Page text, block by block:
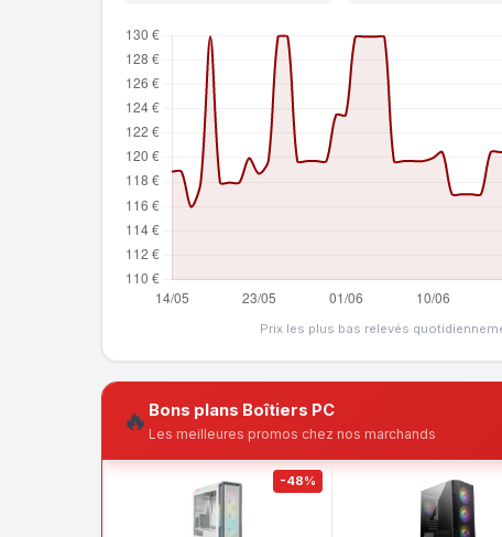
Prix les plus bas relevés
🔥 Bons plans Boîtiers PC
Les meilleures promos chez nos marchands
-48%